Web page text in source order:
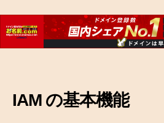
IAM の基本機能